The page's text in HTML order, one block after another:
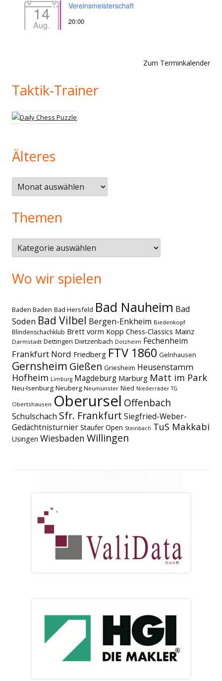
14
Aug.
Vereinsmeisterschaft
20:00
Zum Terminkalender
Taktik-Trainer
Älteres
Älteres
Themen
Themen
Wo wir spielen
Baden Baden Bad Hersfeld Bad Nauheim Bad
Soden Bad Vilbel Bergen-Enkheim Biedenkopf
Blindenschachklub Brett vorm Kopp Chess-Classics Mainz
Darmstadt Dettingen Dietzenbach Dotzheim Fechenheim
Frankfurt Nord Friedberg FTV 1860 Gelnhausen
Gernsheim Gießen Griesheim Heusenstamm
Hofheim Limburg Magdeburg Marburg Matt im Park
Neu-Isenburg Neuberg Neumünster Nied Niederräder TG
Obertshausen Oberursel Offenbach
Schulschach Sfr. Frankfurt Siegfried-Weber-
Gedächtnisturnier Staufer Open Steinbach TuS Makkabi
Usingen Wiesbaden Willingen